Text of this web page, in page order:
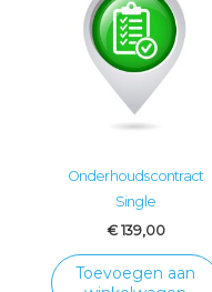
Onderhoudscontract
Single
€139,00
Toevoegen aan